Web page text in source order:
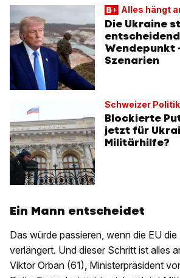
Alles hängt
Die Ukraine
Wendepunkt
Szenarien
Schweizer
Blockierte
jetzt für
Militärhilfe?
Ein Mann entscheidet
Das würde passieren, wenn die EU
verlängert. Und dieser Schritt ist alles
Viktor Orban (61), Ministerpräsident